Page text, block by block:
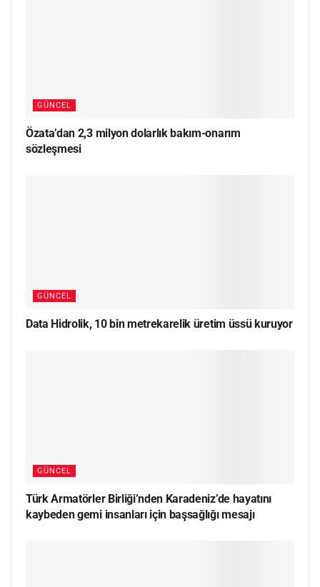
GÜNCEL
Özata’dan 2,3 milyon dolarlık bakım-onarım
sözleşmesi
GÜNCEL
Data Hidrolik, 10 bin metrekarelik üretim üssü kuruyor
GÜNCEL
Türk Armatörler Birliği’nden Karadeniz’de hayatını
kaybeden gemi insanları için başsağlığı mesajı